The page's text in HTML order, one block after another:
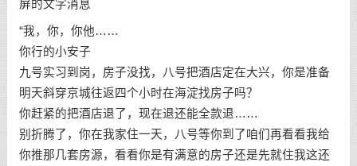
屏的文字消息
“我，你，你他……
你行的小安子
九号实习到岗，房子没找，八号把酒店定在大兴，你是准备
明天斜穿京城往返四个小时在海淀找房子吗？
你赶紧的把酒店退了，现在退还能全款退……
别折腾了，你在我家住一天，八号等你到了咱们再看看我给
你推那几套房源，看看你是有满意的房子还是先就住我这还